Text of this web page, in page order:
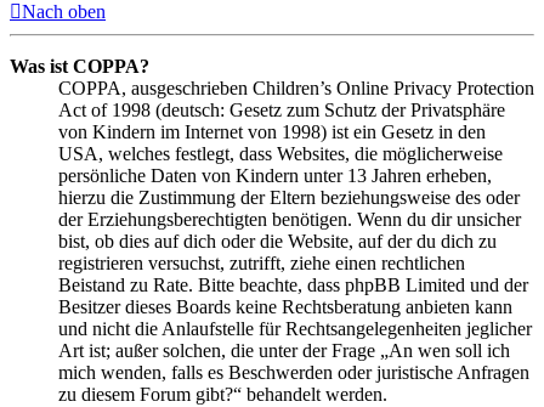
Nach oben
Was ist COPPA?
COPPA, ausgeschrieben Children’s Online Privacy Protection
Act of 1998 (deutsch: Gesetz zum Schutz der Privatsphäre
von Kindern im Internet von 1998) ist ein Gesetz in den
USA, welches festlegt, dass Websites, die möglicherweise
persönliche Daten von Kindern unter 13 Jahren erheben,
hierzu die Zustimmung der Eltern beziehungsweise des oder
der Erziehungsberechtigten benötigen. Wenn du dir unsicher
bist, ob dies auf dich oder die Website, auf der du dich zu
registrieren versuchst, zutrifft, ziehe einen rechtlichen
Beistand zu Rate. Bitte beachte, dass phpBB Limited und der
Besitzer dieses Boards keine Rechtsberatung anbieten kann
und nicht die Anlaufstelle für Rechtsangelegenheiten jeglicher
Art ist; außer solchen, die unter der Frage „An wen soll ich
mich wenden, falls es Beschwerden oder juristische Anfragen
zu diesem Forum gibt?“ behandelt werden.